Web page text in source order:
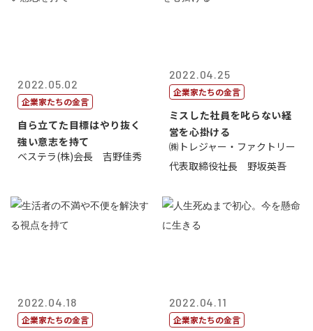
2022.05.02
企業家たちの金言
自ら立てた目標はやり抜く
強い意志を持て
ベステラ(株)会長 吉野佳秀
2022.04.25
企業家たちの金言
ミスした社員を叱らない経
営を心掛ける
㈱トレジャー・ファクトリー
代表取締役社長 野坂英吾
2022.04.18
企業家たちの金言
2022.04.11
企業家たちの金言